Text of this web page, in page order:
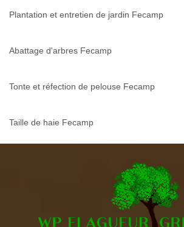
Plantation et entretien de jardin Fecamp
Abattage d'arbres Fecamp
Tonte et réfection de pelouse Fecamp
Taille de haie Fecamp